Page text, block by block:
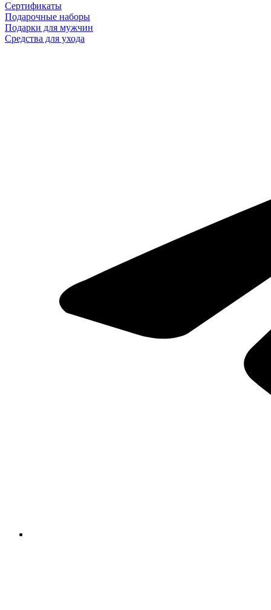
Сертификаты
Подарочные наборы
Подарки для мужчин
Средства для ухода